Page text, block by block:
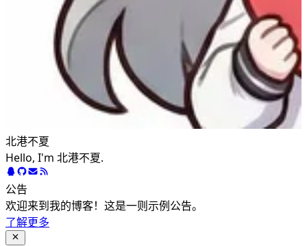
北港不夏
Hello, I'm 北港不夏.
公告
欢迎来到我的博客！这是一则示例公告。
了解更多